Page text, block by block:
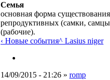
Семья
основная форма
репродуктивных (самки,
(рабочие).
‹ Новые события^ Lasius niger
14/09/2015 - 21:26 » romp